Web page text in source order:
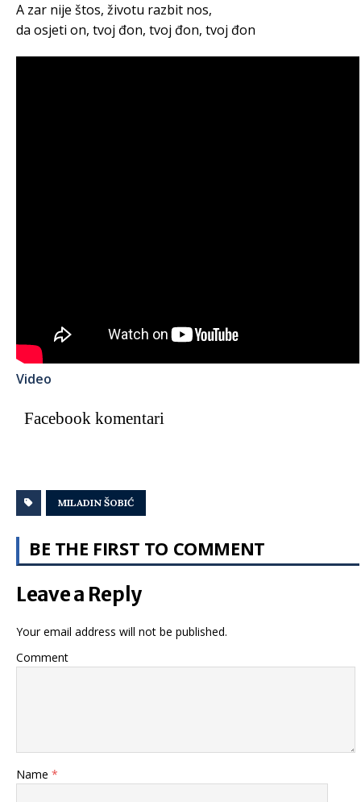
A zar nije štos, životu razbit nos,
da osjeti on, tvoj đon, tvoj đon, tvoj đon
Video
Facebook komentari
MILADIN ŠOBIĆ
BE THE FIRST TO COMMENT
Leave a Reply
Your email address will not be published.
Comment
Name *